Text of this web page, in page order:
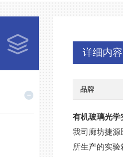
详细内容
品牌
有机玻璃光学
我司廊坊捷
所生产的实